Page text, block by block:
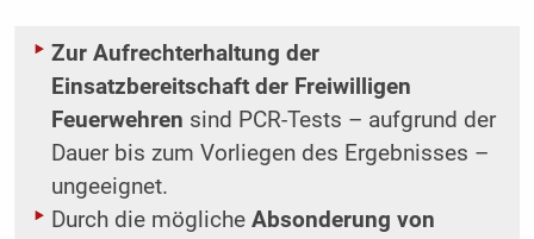
Zur Aufrechterhaltung der
Einsatzbereitschaft der Freiwilligen
Feuerwehren sind PCR-Tests – aufgrund der
Dauer bis zum Vorliegen des Ergebnisses –
ungeeignet.
Durch die mögliche Absonderung von